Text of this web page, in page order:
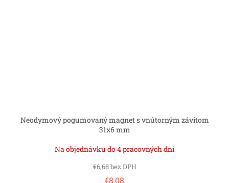
Neodymový pogumovaný magnet s vnútorným závitom
31x6 mm
Na objednávku do 4 pracovných dní
€6,68 bez DPH
€8,08